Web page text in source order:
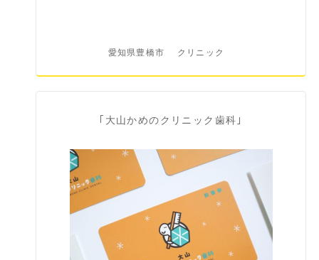
愛知県豊橋市 クリニック
｢大山かめのクリニック歯科｣